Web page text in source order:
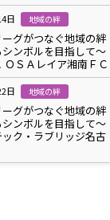
日 地域の絆
グがつなぐ地域の絆
ンボルを目指して～
ＯＳＡレイア湘南ＦＣ
日 地域の絆
グがつなぐ地域の絆
ンボルを目指して～
ク・ラブリッジ名古